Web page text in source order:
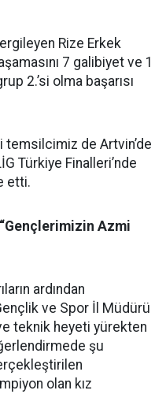
Rize Erkek
7 galibiyet ve 1
2.’si olma başarısı
temsilcimiz de Artvin’de
Türkiye Finalleri’nde
etti.
Azmi
ardından
ve Spor İl Müdürü
teknik heyeti yürekten
şu
olan kız